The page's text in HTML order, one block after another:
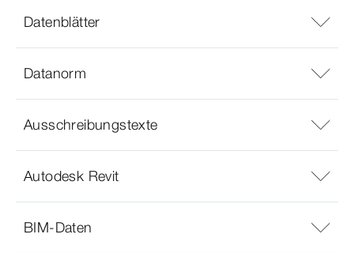
Datenblätter
Datanorm
Ausschreibungstexte
Autodesk Revit
BIM-Daten